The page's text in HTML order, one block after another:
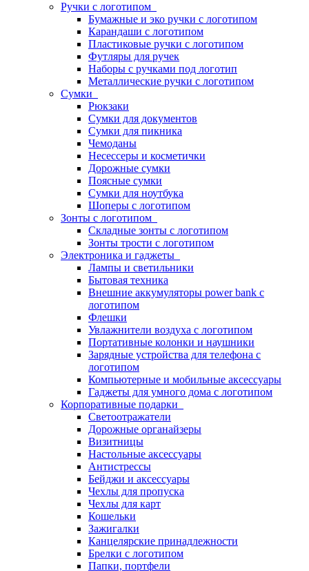
Ручки с логотипом
Бумажные и эко ручки с логотипом
Карандаши с логотипом
Пластиковые ручки с логотипом
Футляры для ручек
Наборы с ручками под логотип
Металлические ручки с логотипом
Сумки
Рюкзаки
Сумки для документов
Сумки для пикника
Чемоданы
Несессеры и косметички
Дорожные сумки
Поясные сумки
Сумки для ноутбука
Шоперы с логотипом
Зонты с логотипом
Складные зонты с логотипом
Зонты трости с логотипом
Электроника и гаджеты
Лампы и светильники
Бытовая техника
Внешние аккумуляторы power bank с
логотипом
Флешки
Увлажнители воздуха с логотипом
Портативные колонки и наушники
Зарядные устройства для телефона с
логотипом
Компьютерные и мобильные аксессуары
Гаджеты для умного дома с логотипом
Корпоративные подарки
Светоотражатели
Дорожные органайзеры
Визитницы
Настольные аксессуары
Антистрессы
Бейджи и аксессуары
Чехлы для пропуска
Чехлы для карт
Кошельки
Зажигалки
Канцелярские принадлежности
Брелки с логотипом
Папки, портфели